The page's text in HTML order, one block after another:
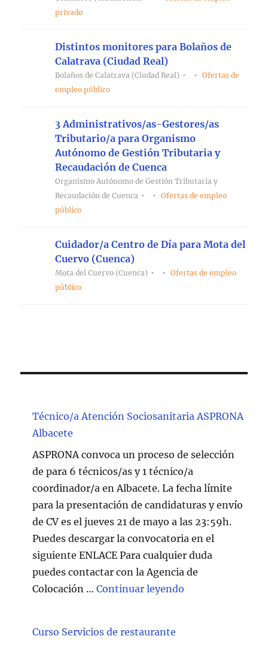
privado
Distintos monitores para Bolaños de
Calatrava (Ciudad Real)
Bolaños de Calatrava (Ciudad Real)
Ofertas de
empleo público
3 Administrativos/as-Gestores/as
Tributario/a para Organismo
Autónomo de Gestión Tributaria y
Recaudación de Cuenca
Organismo Autónomo de Gestión Tributaria y
Recaudación de Cuenca
Ofertas de empleo
público
Cuidador/a Centro de Día para Mota del
Cuervo (Cuenca)
Mota del Cuervo (Cuenca)
Ofertas de empleo
público
Técnico/a Atención Sociosanitaria ASPRONA
Albacete
ASPRONA convoca un proceso de selección
de para 6 técnicos/as y 1 técnico/a
coordinador/a en Albacete. La fecha límite
para la presentación de candidaturas y envío
de CV es el jueves 21 de mayo a las 23:59h.
Puedes descargar la convocatoria en el
siguiente ENLACE Para cualquier duda
puedes contactar con la Agencia de
Colocación …Continuar leyendo
Curso Servicios de restaurante